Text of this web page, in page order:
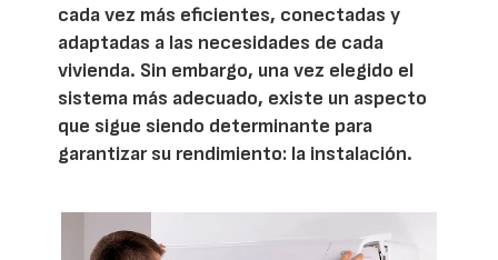
cada vez más eficientes, conectadas y
adaptadas a las necesidades de cada
vivienda. Sin embargo, una vez elegido el
sistema más adecuado, existe un aspecto
que sigue siendo determinante para
garantizar su rendimiento: la instalación.